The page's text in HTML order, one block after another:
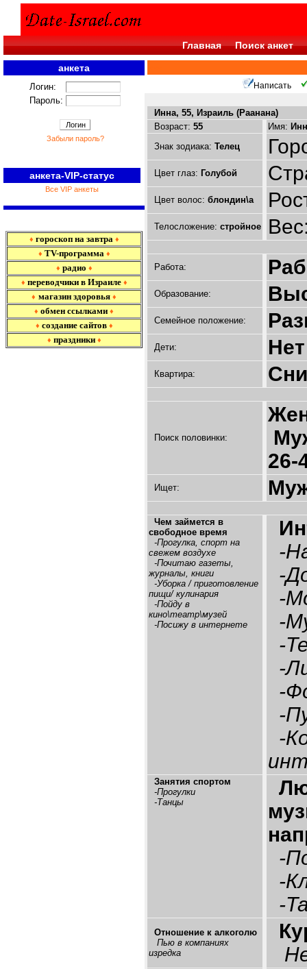
Главная Поиск анкет
анкета
Логин:
Пароль:
Забыли пароль?
анкета-VIP-статус
Все VIP анкеты
♦ гороскоп на завтра ♦
♦ TV-программа ♦
♦ радио ♦
♦ переводчики в Израиле ♦
♦ магазин здоровья ♦
♦ обмен ссылками ♦
♦ создание сайтов ♦
♦ праздники ♦
Написать
Инна, 55, Израиль (Раанана)
Возраст: 55 Имя:
Знак зодиака: Телец
Цвет глаз: Голубой
Цвет волос: блондин\а
Телосложение: стройное
Работа:
Образование:
Семейное положение:
Дети: Нет
Квартира:
Поиск половинки:
26-
Ищет:
Чем займется в
свободное время
-Прогулка, спорт на
свежем воздухе
-Почитаю газеты,
журналы, книги
-Уборка / приготовление
пищи/ кулинария
-Пойду в
кино\театр\музей
-Посижу в интернете
-
-
-
-
-
-
-
-
-
Занятия спортом
-Прогулки
-Танцы
-
-
-
Отношение к алкоголю
Пью в компаниях
изредка